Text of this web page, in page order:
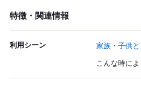
特徴・関連情報
利用シーン 家族・子供と
こんな時によ